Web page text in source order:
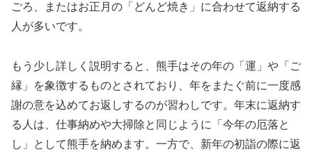
ごろ、またはお正月の「どんど焼き」に合わせて返納する
人が多いです。
もう少し詳しく説明すると、熊手はその年の「運」や「ご
縁」を象徴するものとされており、年をまたぐ前に一度感
謝の意を込めてお返しするのが習わしです。年末に返納す
る人は、仕事納めや大掃除と同じように「今年の厄落と
し」として熊手を納めます。一方で、新年の初詣の際に返